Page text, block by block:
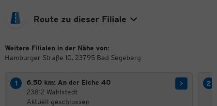
Route zu dieser Filiale
Weitere Filialen in der Nähe von:
Hamburger Straße 10, 23795 Bad Segeberg
6.50 km: An der Eiche 40
23812 Wahlstedt
Aktuell geschlossen